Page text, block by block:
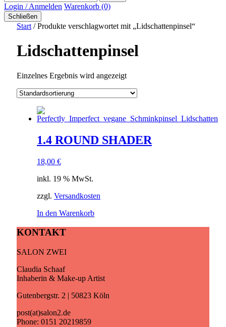
Login / Anmelden Warenkorb (0)
Schließen
Start / Produkte verschlagwortet mit „Lidschattenpinsel“
Lidschattenpinsel
Einzelnes Ergebnis wird angezeigt
1.4 ROUND SHADER
18,00 €
inkl. 19 % MwSt.
zzgl. Versandkosten
In den Warenkorb
KONTAKT
SALON ZWEI
Claudia Schaaf
Inhaberin & Make-up Artist
Gutenbergstr. 2 | 50823 Köln
post(at)salon2.de
Phone: 0151 20219859